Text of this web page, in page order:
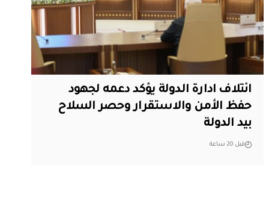
ائتلاف ادارة الدولة يؤكد دعمه لجهود
حفظ الأمن والاستقرار وحصر السلاح
بيد الدولة
قبل 20 ساعة